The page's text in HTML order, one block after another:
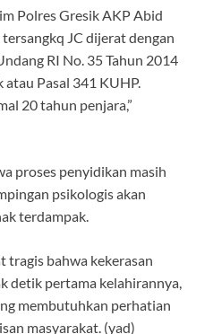
Polres Gresik AKP Abid
JC dijerat dengan
RI No. 35 Tahun 2014
Pasal 341 KUHP.
20 tahun penjara,”
proses penyidikan masih
psikologis akan
terdampak.
tragis bahwa kekerasan
detik pertama kelahirannya,
membutuhkan perhatian
masyarakat. (yad)